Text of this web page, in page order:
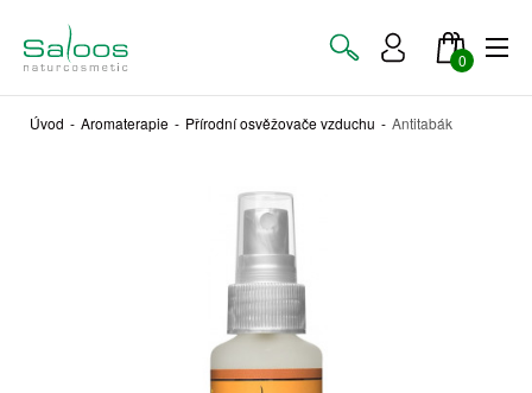
0
Úvod - Aromaterapie - Přírodní osvěžovače vzduchu - Antitabák